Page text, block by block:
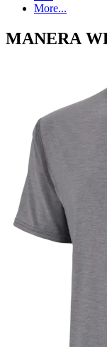
More...
MANERA